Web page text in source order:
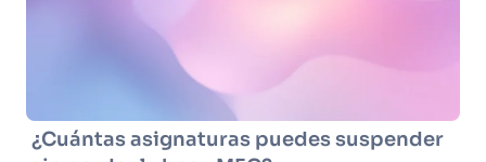
¿Cuántas asignaturas puedes suspender